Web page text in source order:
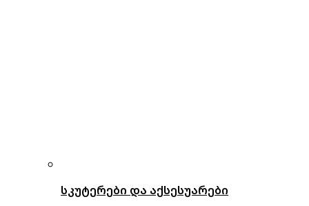
სკუტერები და აქსესუარები